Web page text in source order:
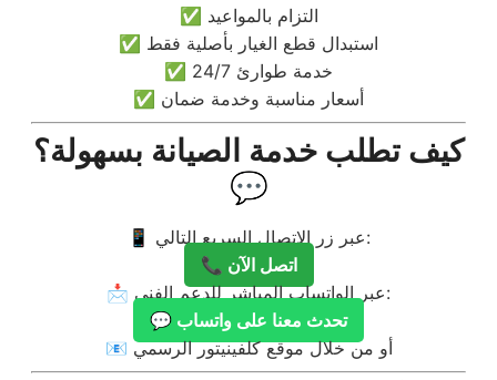
✅ التزام بالمواعيد
✅ استبدال قطع الغيار بأصلية فقط
✅ خدمة طوارئ 24/7
✅ أسعار مناسبة وخدمة ضمان
كيف تطلب خدمة الصيانة بسهولة؟
💬
📱 عبر زر الاتصال السريع التالي:
📞 اتصل الآن
📩 عبر الواتساب المباشر للدعم الفني:
💬 تحدث معنا على واتساب
📧 أو من خلال موقع كلفينيتور الرسمي